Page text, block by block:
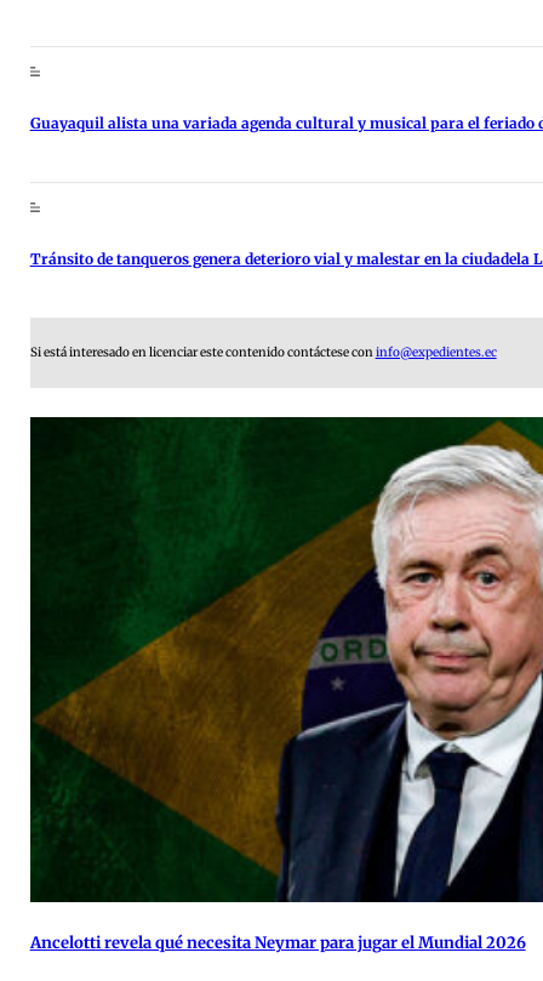
Guayaquil alista una variada agenda cultural y musical para el feriado
Tránsito de tanqueros genera deterioro vial y malestar en la ciudadela
Si está interesado en licenciar este contenido contáctese coninfo@expedientes.ec
Ancelotti revela qué necesita Neymar para jugar el Mundial 2026